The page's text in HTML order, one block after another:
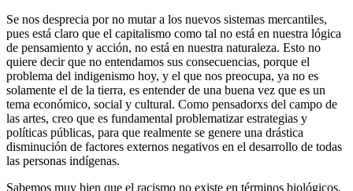
Se nos desprecia por no mutar a los nuevos sistemas mercantiles,
pues está claro que el capitalismo como tal no está en nuestra lógica
de pensamiento y acción, no está en nuestra naturaleza. Esto no
quiere decir que no entendamos sus consecuencias, porque el
problema del indigenismo hoy, y el que nos preocupa, ya no es
solamente el de la tierra, es entender de una buena vez que es un
tema económico, social y cultural. Como pensadorxs del campo de
las artes, creo que es fundamental problematizar estrategias y
políticas públicas, para que realmente se genere una drástica
disminución de factores externos negativos en el desarrollo de todas
las personas indígenas.
Sabemos muy bien que el racismo no existe en términos biológicos,